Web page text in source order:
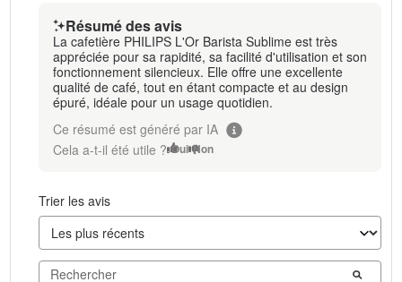
Résumé des avis
La cafetière PHILIPS L'Or Barista Sublime est très
appréciée pour sa rapidité, sa facilité d'utilisation et son
fonctionnement silencieux. Elle offre une excellente
qualité de café, tout en étant compacte et au design
épuré, idéale pour un usage quotidien.
Ce résumé est généré par IA
Cela a-t-il été utile ? Oui Non
Trier les avis